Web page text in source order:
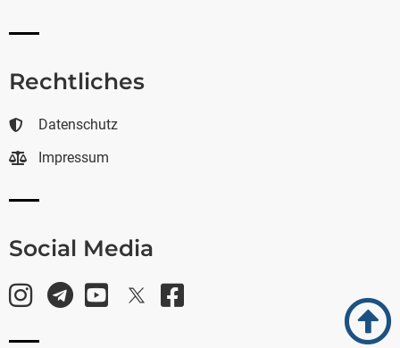
Rechtliches
Datenschutz
Impressum
Social Media